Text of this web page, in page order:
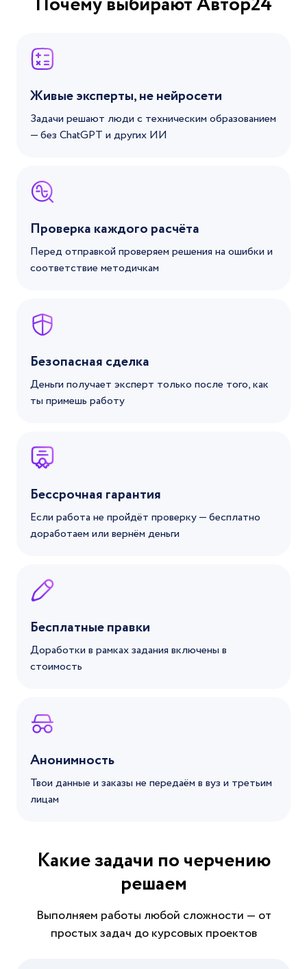
Живые эксперты, не нейросети
Задачи решают люди с техническим образованием
— без ChatGPT и других ИИ
Проверка каждого расчёта
Перед отправкой проверяем решения на ошибки и
соответствие методичкам
Безопасная сделка
Деньги получает эксперт только после того, как
ты примешь работу
Бессрочная гарантия
Если работа не пройдёт проверку — бесплатно
доработаем или вернём деньги
Бесплатные правки
Доработки в рамках задания включены в
стоимость
Анонимность
Твои данные и заказы не передаём в вуз и третьим
лицам
Какие задачи по черчению
решаем
Выполняем работы любой сложности — от
простых задач до курсовых проектов